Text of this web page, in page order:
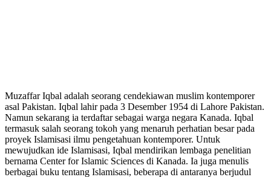
Muzaffar Iqbal adalah seorang cendekiawan muslim kontemporer
asal Pakistan. Iqbal lahir pada 3 Desember 1954 di Lahore Pakistan.
Namun sekarang ia terdaftar sebagai warga negara Kanada. Iqbal
termasuk salah seorang tokoh yang menaruh perhatian besar pada
proyek Islamisasi ilmu pengetahuan kontemporer. Untuk
mewujudkan ide Islamisasi, Iqbal mendirikan lembaga penelitian
bernama Center for Islamic Sciences di Kanada. Ia juga menulis
berbagai buku tentang Islamisasi, beberapa di antaranya berjudul